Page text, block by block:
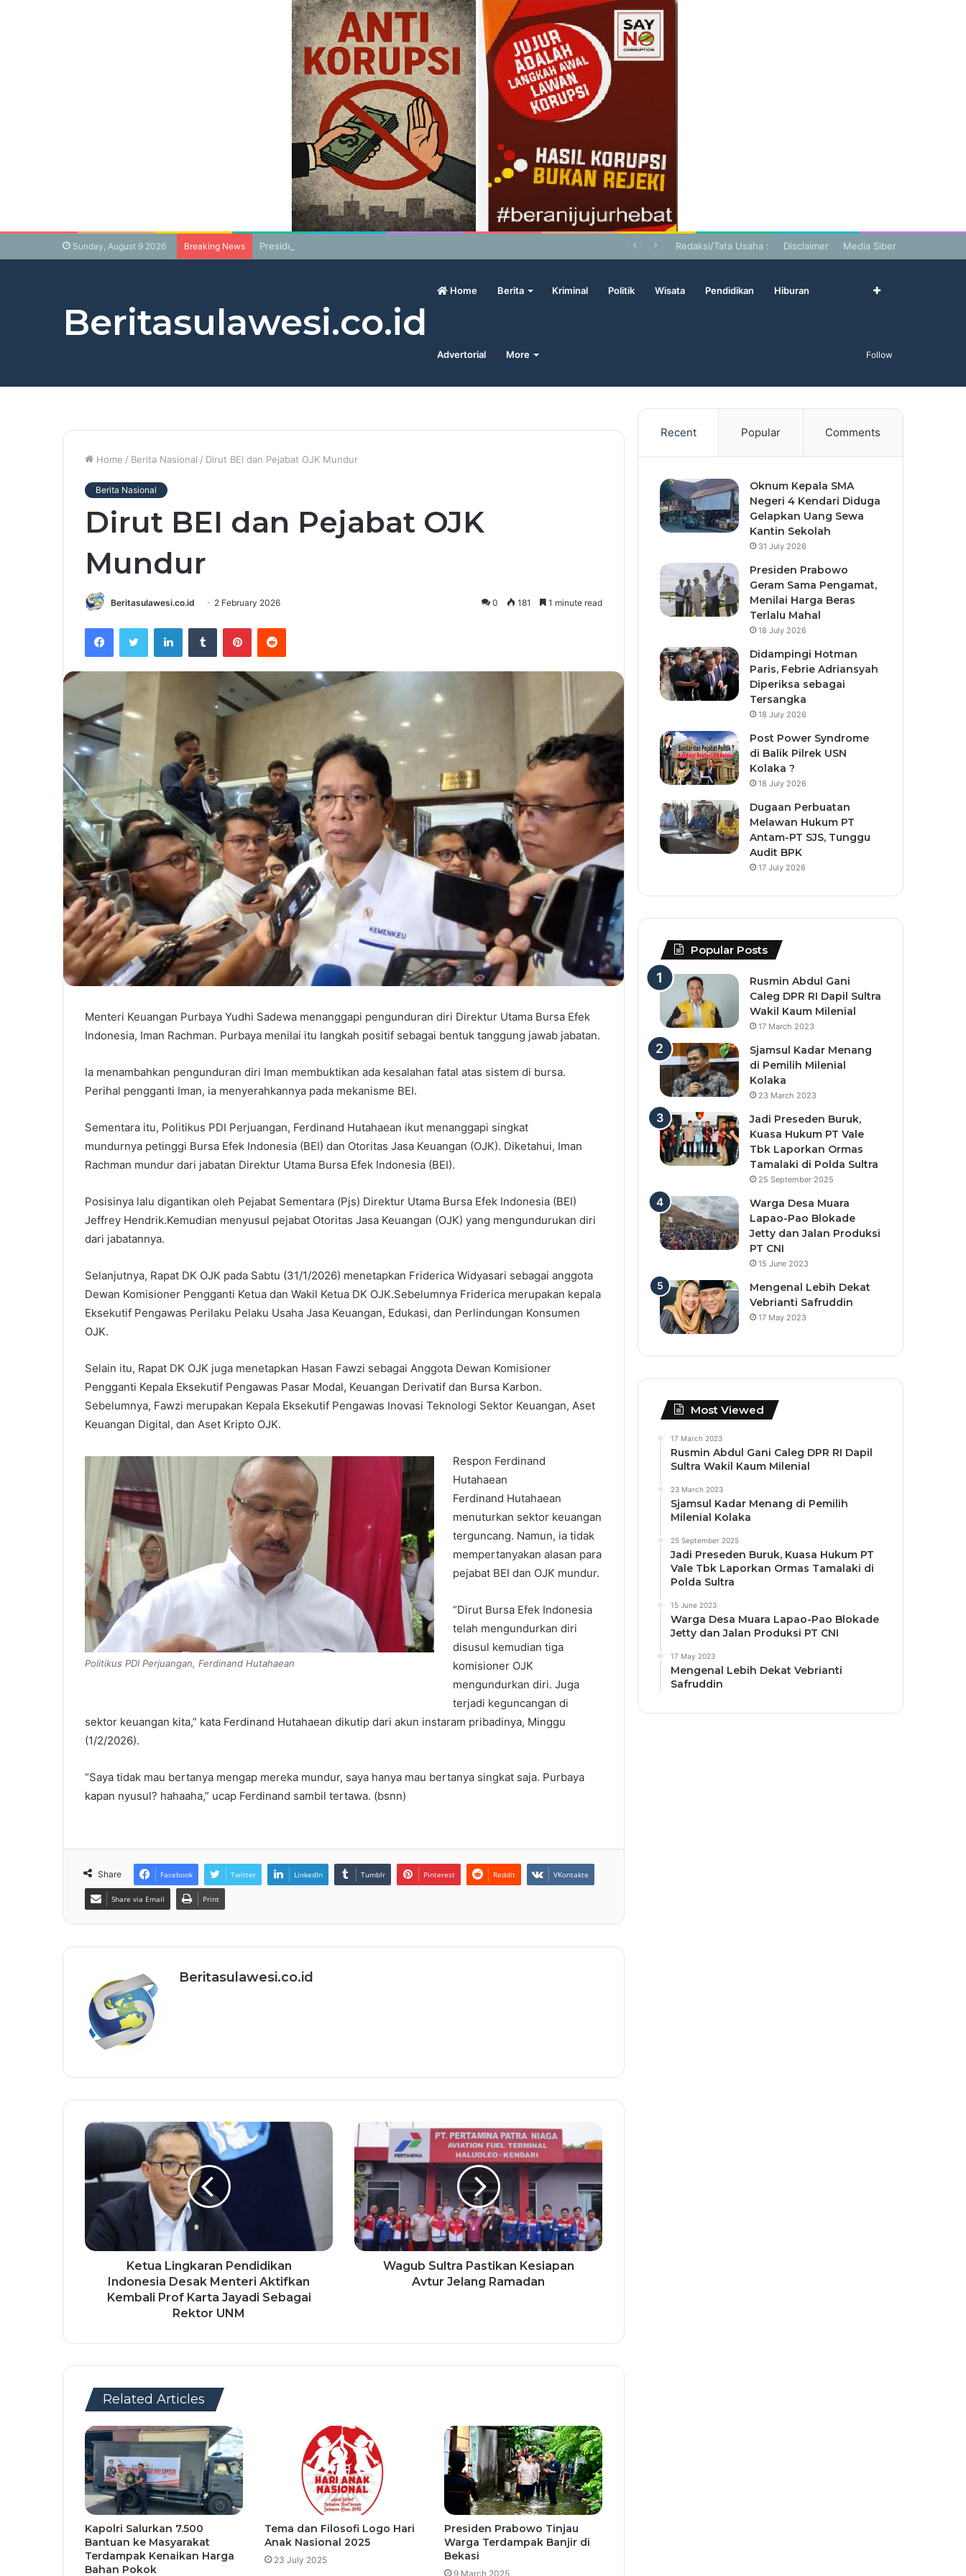
Sunday, August 9 2026 Breaking News Presiden Prabowo Geram Sama Pengamat, Menilai Harga Beras Terlalu Mahal Redaksi/Tata Usaha : Disclaimer Media Siber
Beritasulawesi.co.id
Home Berita Kriminal Politik Wisata Pendidikan Hiburan
Advertorial More Follow
Home / Berita Nasional / Dirut BEI dan Pejabat OJK Mundur
Berita Nasional
Dirut BEI dan Pejabat OJK
Mundur
Beritasulawesi.co.id 2 February 2026 0 181 1 minute read
Menteri Keuangan Purbaya Yudhi Sadewa menanggapi pengunduran diri Direktur Utama Bursa Efek
Indonesia, Iman Rachman. Purbaya menilai itu langkah positif sebagai bentuk tanggung jawab jabatan.
Ia menambahkan pengunduran diri Iman membuktikan ada kesalahan fatal atas sistem di bursa.
Perihal pengganti Iman, ia menyerahkannya pada mekanisme BEI.
Sementara itu, Politikus PDI Perjuangan, Ferdinand Hutahaean ikut menanggapi singkat
mundurnya petinggi Bursa Efek Indonesia (BEI) dan Otoritas Jasa Keuangan (OJK). Diketahui, Iman
Rachman mundur dari jabatan Direktur Utama Bursa Efek Indonesia (BEI).
Posisinya lalu digantikan oleh Pejabat Sementara (Pjs) Direktur Utama Bursa Efek Indonesia (BEI)
Jeffrey Hendrik.Kemudian menyusul pejabat Otoritas Jasa Keuangan (OJK) yang mengundurukan diri
dari jabatannya.
Selanjutnya, Rapat DK OJK pada Sabtu (31/1/2026) menetapkan Friderica Widyasari sebagai anggota
Dewan Komisioner Pengganti Ketua dan Wakil Ketua DK OJK.Sebelumnya Friderica merupakan kepala
Eksekutif Pengawas Perilaku Pelaku Usaha Jasa Keuangan, Edukasi, dan Perlindungan Konsumen
OJK.
Selain itu, Rapat DK OJK juga menetapkan Hasan Fawzi sebagai Anggota Dewan Komisioner
Pengganti Kepala Eksekutif Pengawas Pasar Modal, Keuangan Derivatif dan Bursa Karbon.
Sebelumnya, Fawzi merupakan Kepala Eksekutif Pengawas Inovasi Teknologi Sektor Keuangan, Aset
Keuangan Digital, dan Aset Kripto OJK.
Politikus PDI Perjuangan, Ferdinand Hutahaean
Respon Ferdinand
Hutahaean
Ferdinand Hutahaean
menuturkan sektor keuangan
terguncang. Namun, ia tidak
mempertanyakan alasan para
pejabat BEI dan OJK mundur.
“Dirut Bursa Efek Indonesia
telah mengundurkan diri
disusul kemudian tiga
komisioner OJK
mengundurkan diri. Juga
terjadi keguncangan di
sektor keuangan kita,” kata Ferdinand Hutahaean dikutip dari akun instaram pribadinya, Minggu
(1/2/2026).
“Saya tidak mau bertanya mengap mereka mundur, saya hanya mau bertanya singkat saja. Purbaya
kapan nyusul? hahaaha,” ucap Ferdinand sambil tertawa. (bsnn)
Share Facebook Twitter LinkedIn Tumblr Pinterest Reddit VKontakte
Share via Email Print
Beritasulawesi.co.id
Ketua Lingkaran Pendidikan
Indonesia Desak Menteri Aktifkan
Kembali Prof Karta Jayadi Sebagai
Rektor UNM
Wagub Sultra Pastikan Kesiapan
Avtur Jelang Ramadan
Related Articles
Kapolri Salurkan 7.500
Bantuan ke Masyarakat
Terdampak Kenaikan Harga
Bahan Pokok
Tema dan Filosofi Logo Hari
Anak Nasional 2025
23 July 2025
Presiden Prabowo Tinjau
Warga Terdampak Banjir di
Bekasi
9 March 2025
Recent Popular Comments
Oknum Kepala SMA
Negeri 4 Kendari Diduga
Gelapkan Uang Sewa
Kantin Sekolah
31 July 2026
Presiden Prabowo
Geram Sama Pengamat,
Menilai Harga Beras
Terlalu Mahal
18 July 2026
Didampingi Hotman
Paris, Febrie Adriansyah
Diperiksa sebagai
Tersangka
18 July 2026
Post Power Syndrome
di Balik Pilrek USN
Kolaka ?
18 July 2026
Dugaan Perbuatan
Melawan Hukum PT
Antam-PT SJS, Tunggu
Audit BPK
17 July 2026
Popular Posts
Rusmin Abdul Gani
Caleg DPR RI Dapil Sultra
Wakil Kaum Milenial
17 March 2023
Sjamsul Kadar Menang
di Pemilih Milenial
Kolaka
23 March 2023
Jadi Preseden Buruk,
Kuasa Hukum PT Vale
Tbk Laporkan Ormas
Tamalaki di Polda Sultra
25 September 2025
Warga Desa Muara
Lapao-Pao Blokade
Jetty dan Jalan Produksi
PT CNI
15 June 2023
Mengenal Lebih Dekat
Vebrianti Safruddin
17 May 2023
Most Viewed
17 March 2023
Rusmin Abdul Gani Caleg DPR RI Dapil
Sultra Wakil Kaum Milenial
23 March 2023
Sjamsul Kadar Menang di Pemilih
Milenial Kolaka
25 September 2025
Jadi Preseden Buruk, Kuasa Hukum PT
Vale Tbk Laporkan Ormas Tamalaki di
Polda Sultra
15 June 2023
Warga Desa Muara Lapao-Pao Blokade
Jetty dan Jalan Produksi PT CNI
17 May 2023
Mengenal Lebih Dekat Vebrianti
Safruddin